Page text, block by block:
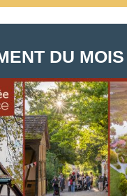
DU MOIS